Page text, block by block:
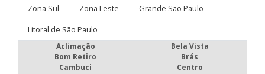
Zona Sul
Zona Leste
Grande São Paulo
Litoral de São Paulo
Aclimação
Bela Vista
Bom Retiro
Brás
Cambuci
Centro